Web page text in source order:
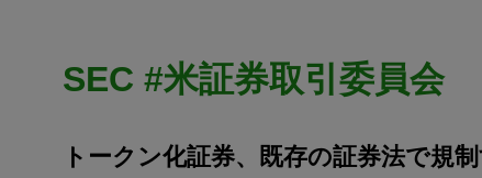
SEC #米証券取引委員会
トークン化証券、既存の証券法で規